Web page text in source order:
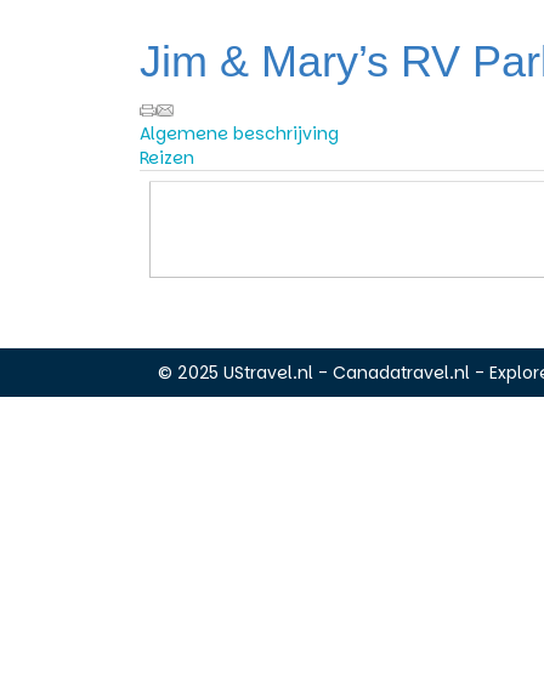
Jim & Mary’s RV
Algemene beschrijving
Reizen
© 2025 UStravel.nl - Canadatravel.nl -